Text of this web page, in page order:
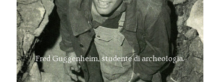
Fred Guggenheim, studente di archeologia.